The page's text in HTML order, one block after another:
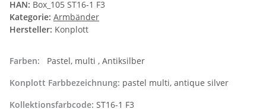
HAN: Box_105 ST16-1 F3
Kategorie: Armbänder
Hersteller: Konplott
Farben:
Pastel, multi , Antiksilber
Konplott Farbbezeichnung: pastel multi, antique silver
Kollektionsfarbcode: ST16-1 F3